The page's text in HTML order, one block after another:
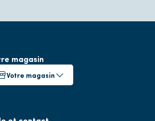
magasin
Votre magasin